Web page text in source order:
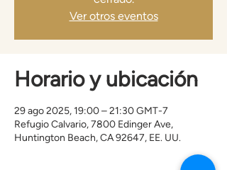
Ver otros eventos
Horario y ubicación
29 ago 2025, 19:00 – 21:30 GMT-7
Refugio Calvario, 7800 Edinger Ave,
Huntington Beach, CA 92647, EE. UU.